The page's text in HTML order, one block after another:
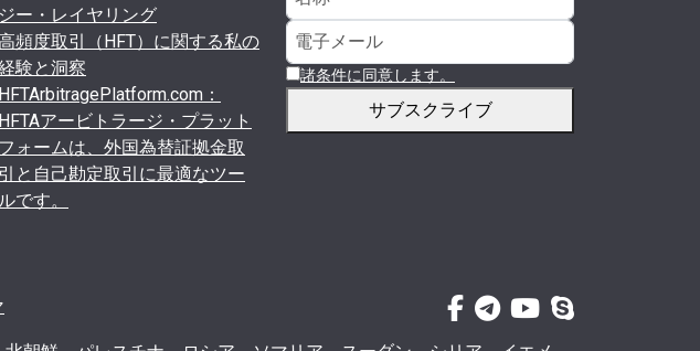
ジー・レイヤリング
頻度取引（HFT）に関する私の
験と洞察
HFTArbitragePlatform.com：
HFTAアービトラージ・プラット
フォームは、外国為替証拠金取
引と自己勘定取引に最適なツー
ルです。
諸条件に同意します。
サブスクライブ
フェイスブック
電報 ユーチューブ
スカイプ